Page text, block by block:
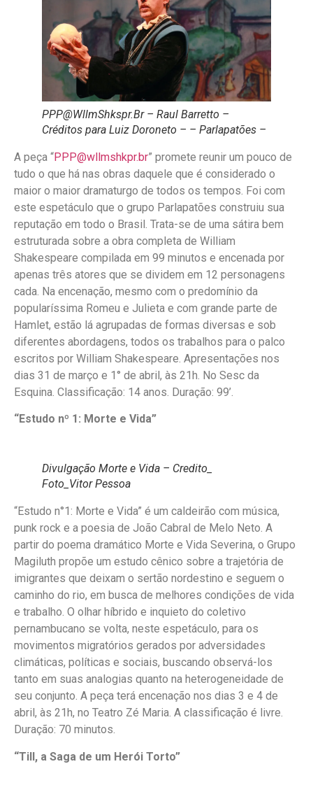
PPP@WllmShkspr.Br – Raul Barretto –
Créditos para Luiz Doroneto – – Parlapatões –
A peça “PPP@wllmshkpr.br” promete reunir um pouco de
tudo o que há nas obras daquele que é considerado o
maior o maior dramaturgo de todos os tempos. Foi com
este espetáculo que o grupo Parlapatões construiu sua
reputação em todo o Brasil. Trata-se de uma sátira bem
estruturada sobre a obra completa de William
Shakespeare compilada em 99 minutos e encenada por
apenas três atores que se dividem em 12 personagens
cada. Na encenação, mesmo com o predomínio da
popularíssima Romeu e Julieta e com grande parte de
Hamlet, estão lá agrupadas de formas diversas e sob
diferentes abordagens, todos os trabalhos para o palco
escritos por William Shakespeare. Apresentações nos
dias 31 de março e 1° de abril, às 21h. No Sesc da
Esquina. Classificação: 14 anos. Duração: 99’.
“Estudo nº 1: Morte e Vida”
Divulgação Morte e Vida – Credito_
Foto_Vitor Pessoa
“Estudo n°1: Morte e Vida” é um caldeirão com música,
punk rock e a poesia de João Cabral de Melo Neto. A
partir do poema dramático Morte e Vida Severina, o Grupo
Magiluth propõe um estudo cênico sobre a trajetória de
imigrantes que deixam o sertão nordestino e seguem o
caminho do rio, em busca de melhores condições de vida
e trabalho. O olhar híbrido e inquieto do coletivo
pernambucano se volta, neste espetáculo, para os
movimentos migratórios gerados por adversidades
climáticas, políticas e sociais, buscando observá-los
tanto em suas analogias quanto na heterogeneidade de
seu conjunto. A peça terá encenação nos dias 3 e 4 de
abril, às 21h, no Teatro Zé Maria. A classificação é livre.
Duração: 70 minutos.
“Till, a Saga de um Herói Torto”